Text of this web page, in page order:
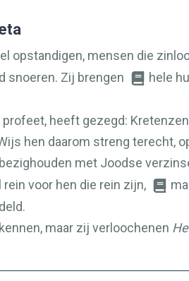
opstandigen, mensen die
snoeren. Zij brengen hele
profeet, heeft gezegd:
hen daarom streng terecht,
met Joodse
voor hen die rein zijn,
maar zij verloochenen